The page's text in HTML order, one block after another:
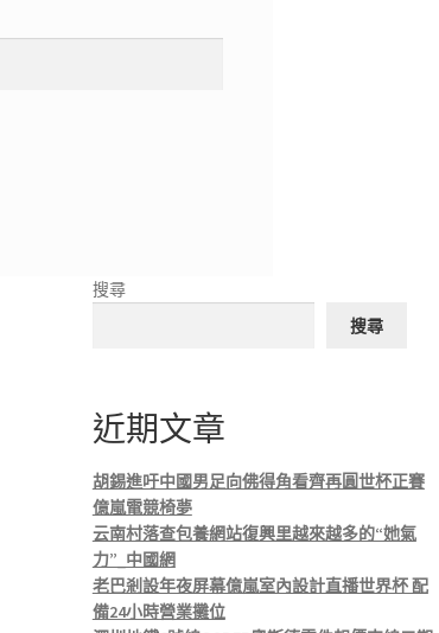
搜尋
搜尋
近期文章
胡錫進吁中國男足向佛得角看齊再圓世杯正賽
億嵐電競椅夢
云南村落查包養網站復興里越來越多的“她氣
力”_中國網
老巴剎設年夜屏幕億嵐室內設計直播世界杯 配
備24小時營業攤位